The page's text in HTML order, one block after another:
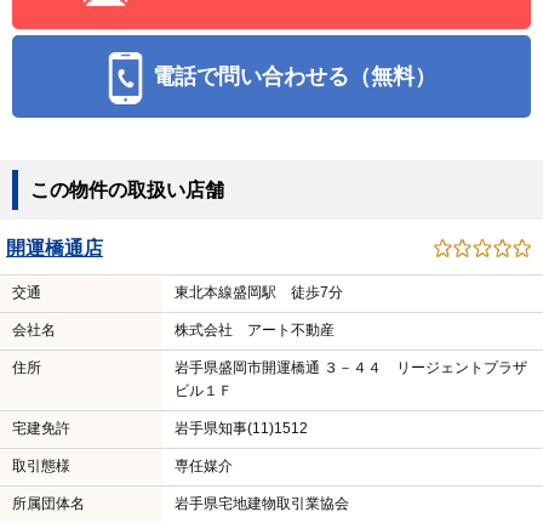
電話で問い合わせる（無料）
この物件の取扱い店舗
開運橋通店
交通 東北本線盛岡駅 徒歩7分
会社名 株式会社 アート不動産
住所
岩手県盛岡市開運橋通 ３－４４ リージェントプラザ
ビル１Ｆ
宅建免許 岩手県知事(11)1512
取引態様 専任媒介
所属団体名 岩手県宅地建物取引業協会